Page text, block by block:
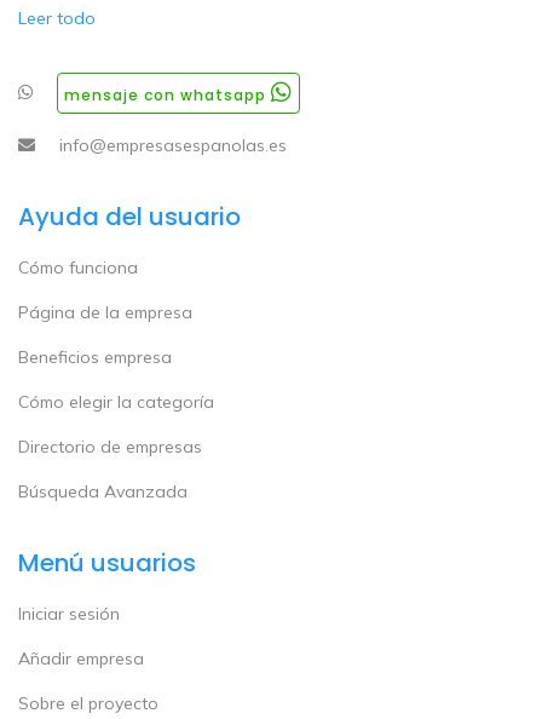
Leer todo
mensaje con whatsapp
info@empresasespanolas.es
Ayuda del usuario
Cómo funciona
Página de la empresa
Beneficios empresa
Cómo elegir la categoría
Directorio de empresas
Búsqueda Avanzada
Menú usuarios
Iniciar sesión
Añadir empresa
Sobre el proyecto